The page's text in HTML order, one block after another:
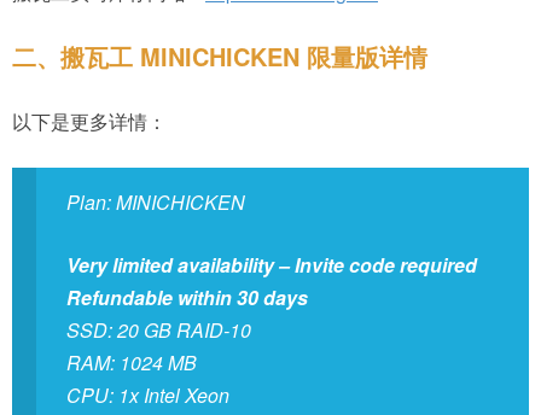
二、搬瓦工 MINICHICKEN 限量版详情
以下是更多详情：
Plan: MINICHICKEN
Very limited availability – Invite code required
Refundable within 30 days
SSD: 20 GB RAID-10
RAM: 1024 MB
CPU: 1x Intel Xeon